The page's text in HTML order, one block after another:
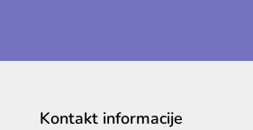
Kontakt informacije